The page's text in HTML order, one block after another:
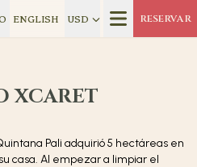
ENGLISH USD RESERVAR
XCARET
Pali adquirió 5 hectáreas en
casa. Al empezar a limpiar el